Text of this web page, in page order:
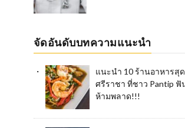
จัดอันดับบทความแนะนำ
แนะนำ 10 ร้านอาหารสุ
ศรีราชา ที่ชาว Pantip ฟั
ห้ามพลาด!!!